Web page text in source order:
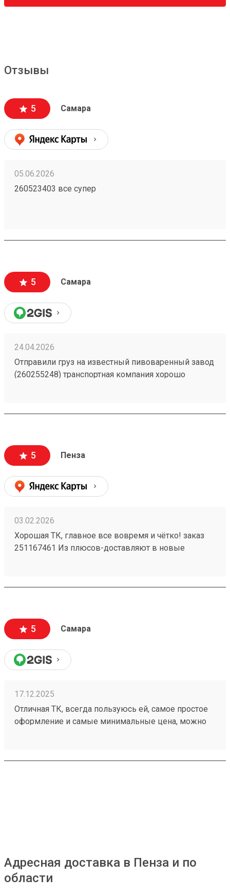
Отзывы
5 Самара
05.06.2026
260523403 все супер
5 Самара
24.04.2026
Отправили груз на известный пивоваренный завод
(260255248) транспортная компания хорошо
5 Пенза
03.02.2026
Хорошая ТК, главное все вовремя и чётко! заказ
251167461 Из плюсов-доставляют в новые
5 Самара
17.12.2025
Отличная ТК, всегда пользуюсь ей, самое простое
оформление и самые минимальные цена, можно
250861534
Адресная доставка в Пенза и по
области